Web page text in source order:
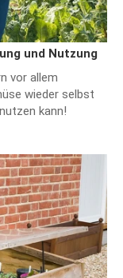
und Nutzung
vor allem
wieder selbst
kann!